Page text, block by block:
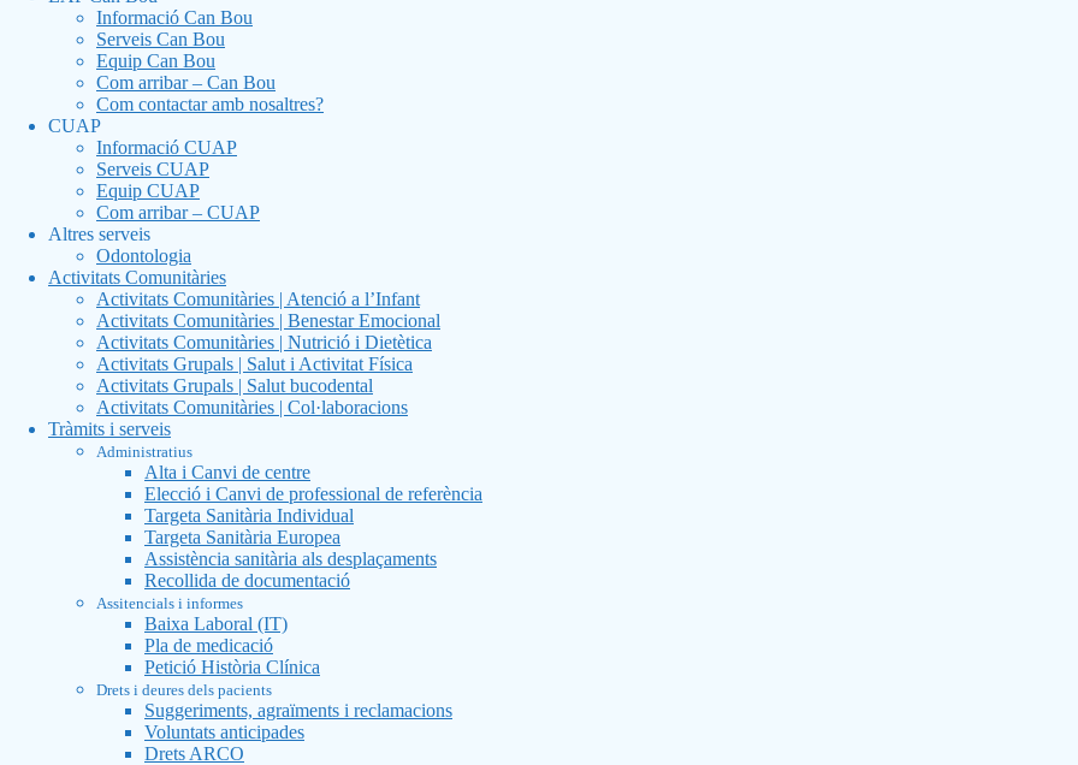
Informació Can Bou
Serveis Can Bou
Equip Can Bou
Com arribar – Can Bou
Com contactar amb nosaltres?
CUAP
Informació CUAP
Serveis CUAP
Equip CUAP
Com arribar – CUAP
Altres serveis
Odontologia
Activitats Comunitàries
Activitats Comunitàries | Atenció a l’Infant
Activitats Comunitàries | Benestar Emocional
Activitats Comunitàries | Nutrició i Dietètica
Activitats Grupals | Salut i Activitat Física
Activitats Grupals | Salut bucodental
Activitats Comunitàries | Col·laboracions
Tràmits i serveis
Administratius
Alta i Canvi de centre
Elecció i Canvi de professional de referència
Targeta Sanitària Individual
Targeta Sanitària Europea
Assistència sanitària als desplaçaments
Recollida de documentació
Assitencials i informes
Baixa Laboral (IT)
Pla de medicació
Petició Història Clínica
Drets i deures dels pacients
Suggeriments, agraïments i reclamacions
Voluntats anticipades
Drets ARCO